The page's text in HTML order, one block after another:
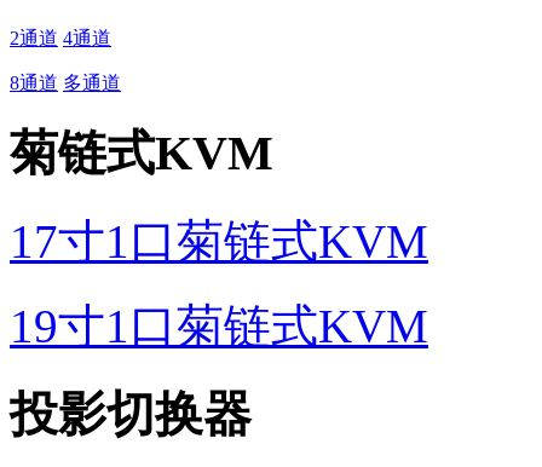
2通道 4通道
8通道 多通道
菊链式KVM
17寸1口菊链式KVM
19寸1口菊链式KVM
投影切换器